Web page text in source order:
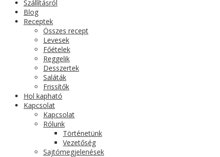
Szállításról
Blog
Receptek
Összes recept
Levesek
Főételek
Reggelik
Desszertek
Saláták
Frissítők
Hol kapható
Kapcsolat
Kapcsolat
Rólunk
Történetünk
Vezetőség
Sajtómegjelenések